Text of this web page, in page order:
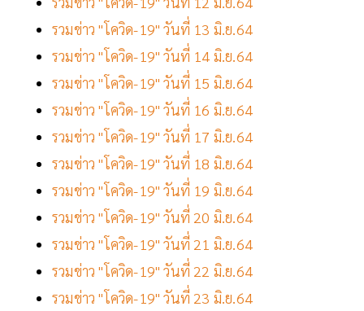
รวมข่าว "โควิด-19" วันที่ 13 มิ.ย.64
รวมข่าว "โควิด-19" วันที่ 14 มิ.ย.64
รวมข่าว "โควิด-19" วันที่ 15 มิ.ย.64
รวมข่าว "โควิด-19" วันที่ 16 มิ.ย.64
รวมข่าว "โควิด-19" วันที่ 17 มิ.ย.64
รวมข่าว "โควิด-19" วันที่ 18 มิ.ย.64
รวมข่าว "โควิด-19" วันที่ 19 มิ.ย.64
รวมข่าว "โควิด-19" วันที่ 20 มิ.ย.64
รวมข่าว "โควิด-19" วันที่ 21 มิ.ย.64
รวมข่าว "โควิด-19" วันที่ 22 มิ.ย.64
รวมข่าว "โควิด-19" วันที่ 23 มิ.ย.64